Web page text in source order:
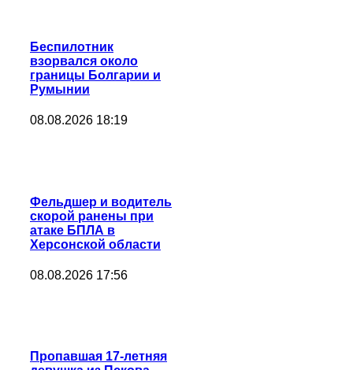
Беспилотник
взорвался около
границы Болгарии и
Румынии
08.08.2026 18:19
Фельдшер и водитель
скорой ранены при
атаке БПЛА в
Херсонской области
08.08.2026 17:56
Пропавшая 17-летняя